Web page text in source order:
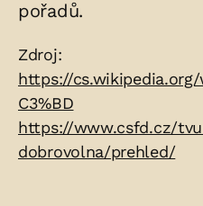
pořadů.
Zdroje:
Zdroj:
https://
C3%BD
https://www.csfd.cz/
dobrovolna/prehled/